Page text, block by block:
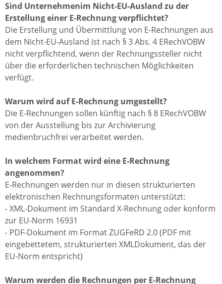
Sind Unternehmenim Nicht-EU-Ausland zu der
Erstellung einer E-Rechnung verpflichtet?
Die Erstellung und Übermittlung von E-Rechnungen aus
dem Nicht-EU-Ausland ist nach § 3 Abs. 4 ERechVOBW
nicht verpflichtend, wenn der Rechnungssteller nicht
über die erforderlichen technischen Möglichkeiten
verfügt.
Warum wird auf E-Rechnung umgestellt?
Die E-Rechnungen sollen künftig nach § 8 ERechVOBW
von der Ausstellung bis zur Archivierung
medienbruchfrei verarbeitet werden.
In welchem Format wird eine E-Rechnung
angenommen?
E-Rechnungen werden nur in diesen strukturierten
elektronischen Rechnungsformaten unterstützt:
- XML-Dokument im Standard X-Rechnung oder konform
zur EU-Norm 16931
- PDF-Dokument im Format ZUGFeRD 2.0 (PDF mit
eingebettetem, strukturierten XMLDokument, das der
EU-Norm entspricht)
Warum werden die Rechnungen per E-Rechnung